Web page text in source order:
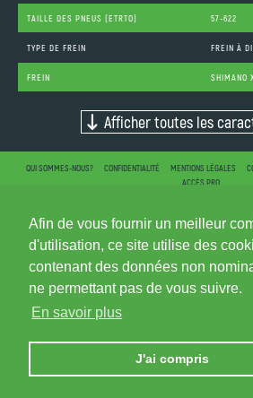
Afin de vous fournir un meilleur
d'utilisation, ce site utilise des
contenant des données non
ne permettant pas de vous suivre.
En savoir plus
J'ai compris
TAILLE DES PNEUS (ETRTO) 57-622
TYPE DE FREIN FREIN À
FREIN SHIMANO
Afficher toutes les
QUI SOMMES-NOUS? CONFIDENTIALITÉ MENTIONS LÉGALES
ACCÈS PRO